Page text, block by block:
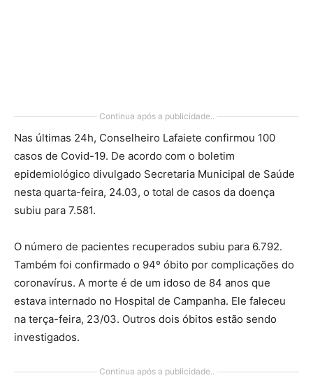
Continua após a publicidade..
Nas últimas 24h, Conselheiro Lafaiete confirmou 100
casos de Covid-19. De acordo com o boletim
epidemiológico divulgado Secretaria Municipal de Saúde
nesta quarta-feira, 24.03, o total de casos da doença
subiu para 7.581.
O número de pacientes recuperados subiu para 6.792.
Também foi confirmado o 94º óbito por complicações do
coronavírus. A morte é de um idoso de 84 anos que
estava internado no Hospital de Campanha. Ele faleceu
na terça-feira, 23/03. Outros dois óbitos estão sendo
investigados.
Continua após a publicidade..